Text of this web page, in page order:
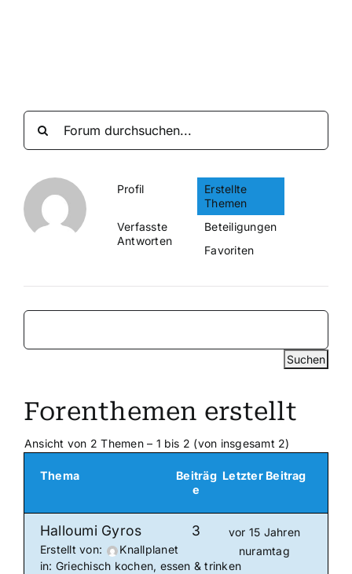
Profil
Erstellte
Themen
Verfasste
Antworten
Beteiligungen
Favoriten
Forenthemen erstellt
Ansicht von 2 Themen – 1 bis 2 (von insgesamt 2)
Thema
Beiträg
e
Letzter Beitrag
Halloumi Gyros
Erstellt von:
Knallplanet
in: Griechisch kochen, essen & trinken
3
vor 15 Jahren
nuramtag